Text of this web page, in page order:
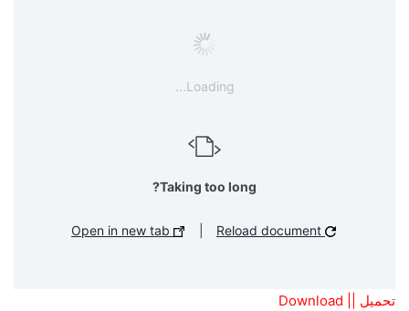
Loading...
Taking too long?
تحميل || Download